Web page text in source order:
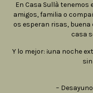
En Casa Sullà
amigos, familia o
os esperan risas,
casa
Y lo mejor: ¡una noche
–